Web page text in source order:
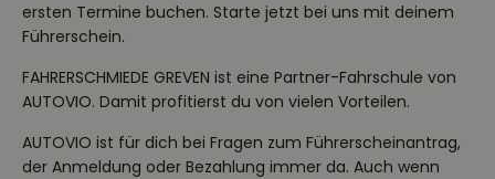
ersten Termine buchen. Starte jetzt bei uns mit deinem
Führerschein.
FAHRERSCHMIEDE GREVEN ist eine Partner-Fahrschule von
AUTOVIO. Damit profitierst du von vielen Vorteilen.
AUTOVIO ist für dich bei Fragen zum Führerscheinantrag,
der Anmeldung oder Bezahlung immer da. Auch wenn